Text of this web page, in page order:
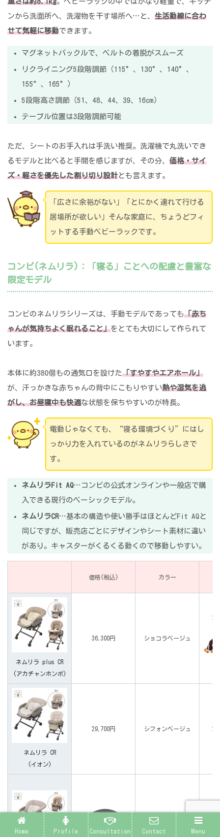
ンから洗面所へ、洗濯物を干す場所へ…と、 生活動線に合わ
せて気軽に移動できます。
マグネットバックルで、ベルトの着脱がスムーズ
リクライニング5段階調節（115°、130°、140°、
155°、165°）
5段階高さ調節（51、48、44、39、16cm）
テーブル位置は3段階調節可能
ただ、シートのお手入れは手洗い推奨。洗濯機で丸洗いでき
るモデルと比べると手間を感じますが、その分、 価格・サイ
ズ・軽さを優先した割り切り設計とも言えます。
「広さに余裕がない」「とにかく連れて行ける
居場所が欲しい」そんな家庭に、ちょうどフィ
ットする手動ベビーラックです。
コンビ(ネムリラ)：「寝る」ことへの配慮と豊富な
限定モデル
コンビのネムリラシリーズは、手動モデルであっても「赤ち
ゃんが気持ちよく眠れること」をとても大切にして作られて
います。
本体に約380個もの通気口を設けた「すやすやエアホール」
が、汗っかきな赤ちゃんの背中にこもりやすい熱や湿気を逃
がし、お昼寝中も快適な状態を保ちやすいのが特長。
電動じゃなくても、“寝る環境づくり”にはし
っかり力を入れているのがネムリラらしさで
す。
ネムリラFit AQ…コンビの公式オンラインや一般店で購
入できる現行のベーシックモデル。
ネムリラCR…基本の構造や使い勝手はほとんどFit AQと
同じですが、販売店ごとにデザインやシート素材に違い
があり。キャスターがくるくる動くので移動しやすい。
価格(税込) カラー
ネムリラ plus CR
(アカチャンホンポ)
36,300円 ショコラベージュ
2
ネムリラ CR
(イオン)
29,700円 シフォンベージュ 2
30,800円 アッシュグレー
Home Profile Consultation Contact Menu